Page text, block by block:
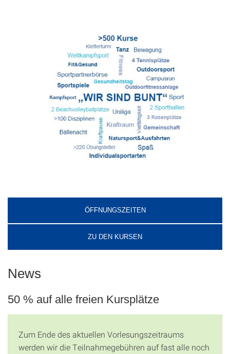
ÖFFNUNGSZEITEN
ZU DEN KURSEN
News
50 % auf alle freien Kursplätze
Zum Ende des aktuellen Vorlesungszeitraums
werden wir die Teilnahmegebühren auf fast alle noch